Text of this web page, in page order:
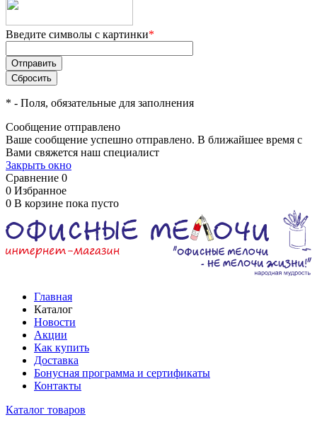
Введите символы с картинки*
* - Поля, обязательные для заполнения
Сообщение отправлено
Ваше сообщение успешно отправлено. В ближайшее время с
Вами свяжется наш специалист
Закрыть окно
Сравнение 0
0 Избранное
0 В корзине пока пусто
Главная
Каталог
Новости
Акции
Как купить
Доставка
Бонусная программа и сертификаты
Контакты
Каталог товаров